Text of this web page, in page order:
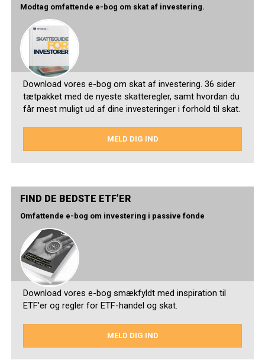
Modtag omfattende e-bog om skat af investering.
Download vores e-bog om skat af investering. 36 sider
tætpakket med de nyeste skatteregler, samt hvordan du
får mest muligt ud af dine investeringer i forhold til skat.
MELD DIG IND
FIND DE BEDSTE ETF’ER
Omfattende e-bog om investering i passive fonde
Download vores e-bog smækfyldt med inspiration til
ETF'er og regler for ETF-handel og skat.
MELD DIG IND